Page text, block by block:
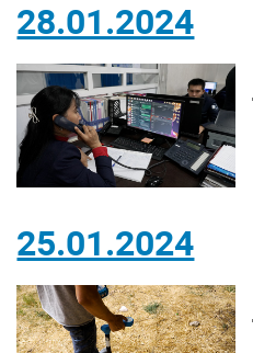
28.01.2024
25.01.2024